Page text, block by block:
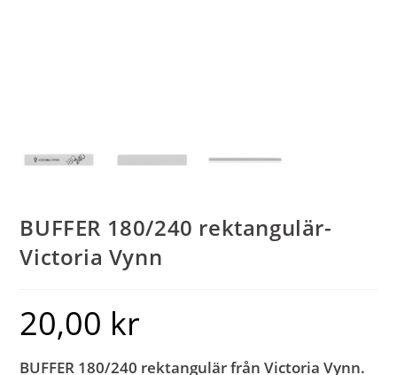
BUFFER 180/240 rektangulär-
Victoria Vynn
20,00 kr
BUFFER 180/240 rektangulär från Victoria Vynn.